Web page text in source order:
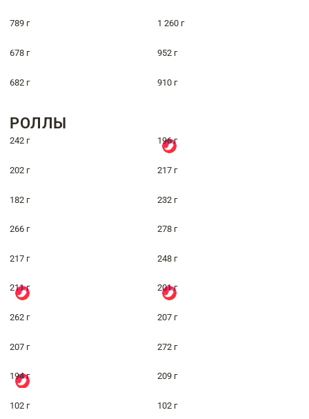
789 г 1 260 г
678 г 952 г
682 г 910 г
РОЛЛЫ
242 г 196 г
202 г 217 г
182 г 232 г
266 г 278 г
217 г 248 г
211 г 201 г
262 г 207 г
207 г 272 г
194 г 209 г
102 г 102 г